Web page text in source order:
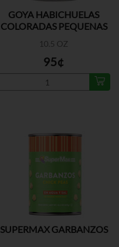
GOYA HABICHUELAS
COLORADAS PEQUENAS
10.5 OZ
95¢
SUPERMAX GARBANZOS